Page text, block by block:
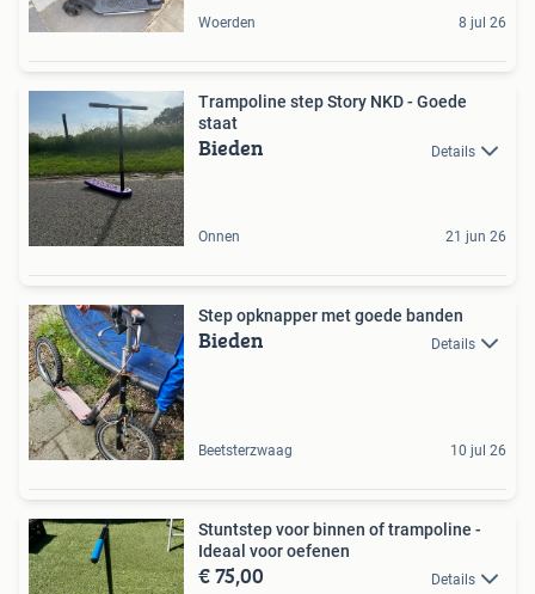
Woerden 8 jul 26
Trampoline step Story NKD - Goede
staat
Bieden Details
Onnen 21 jun 26
Step opknapper met goede banden
Bieden Details
Beetsterzwaag 10 jul 26
Stuntstep voor binnen of trampoline -
Ideaal voor oefenen
€ 75,00 Details